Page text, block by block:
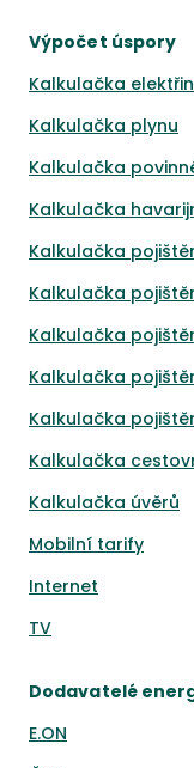
Výpočet úspory
Kalkulačka
Kalkulačka plynu
Kalkulačka
Kalkulačka
Kalkulačka
Kalkulačka
Kalkulačka
Kalkulačka
Kalkulačka
Kalkulačka
Kalkulačka úvěrů
Mobilní tarify
Internet
TV
Dodavatelé
E.ON